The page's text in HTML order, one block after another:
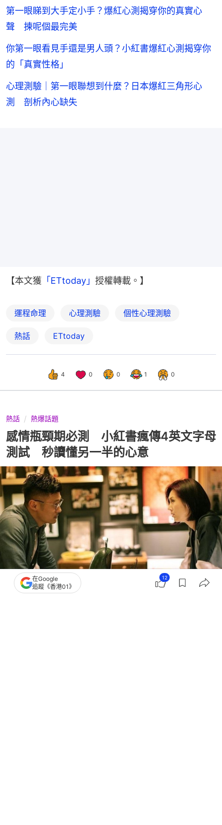
第一眼睇到大手定小手？爆紅心測揭穿你的真實心
聲 揀呢個最完美
你第一眼看見手還是男人頭？小紅書爆紅心測揭穿你
的「真實性格」
心理測驗｜第一眼聯想到什麼？日本爆紅三角形心
測 剖析內心缺失
【本文獲 「ETtoday」 授權轉載。】
運程命理 心理測驗 個性心理測驗
熱話 ETtoday
4 0 0 1 0
熱話 熱爆話題
感情瓶頸期必測 小紅書瘋傳4英文字母
測試 秒讀懂另一半的心意
撰文：ETtoday
在Google
追蹤《香港01》
12